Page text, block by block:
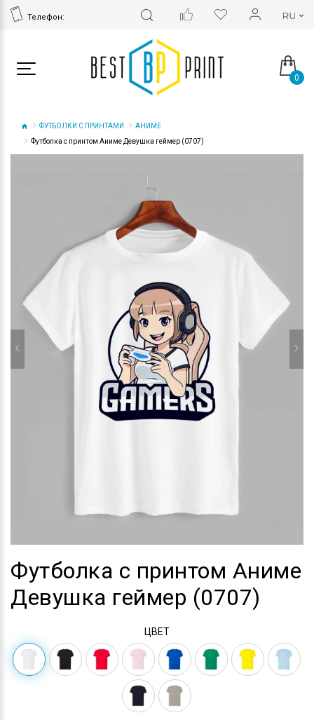
Телефон:
0
ФУТБОЛКИ С ПРИНТАМИ
АНИМЕ
Футболка с принтом Аниме Девушка геймер (0707)
Футболка с принтом Аниме
Девушка геймер (0707)
ЦВЕТ